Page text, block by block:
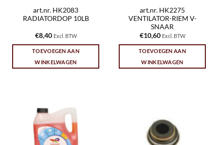
art.nr. HK2083
RADIATORDOP 10LB
€8,40 Excl. BTW
TOEVOEGEN AAN
WINKELWAGEN
art.nr. HK2275
VENTILATOR-RIEM V-
SNAAR
€10,60 Excl. BTW
TOEVOEGEN AAN
WINKELWAGEN